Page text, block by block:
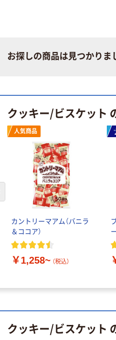
お探しの商品は見つかりま
クッキー/ビスケット
人気商品
カントリーマアム（バニラ
＆ココア）
￥1,258~ （税込）
前のスライドへ
クッキー/ビスケット
リサイクル100
￥446~ （税込）
スーパーエコノ
￥149~
本気プライス
アスクル 耳にや
さしい やわらか
いマスク
￥458~ （税込）
本気プライス
ペーパータオル
小判・シングル
再生紙 200枚
レのおそうじシ
ート 大王製紙
本
本